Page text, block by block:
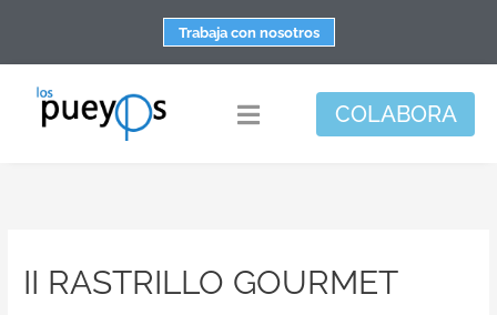
contenido
Trabaja con nosotros
Toggle
Apoyo personal y familiar
COLABORA
II RASTRILLO GOURMET